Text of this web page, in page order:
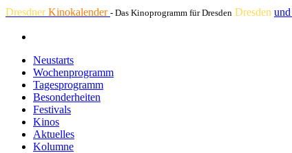
DresdnerKinokalender - Das Kinoprogramm für Dresden Dresden
Neustarts
Wochenprogramm
Tagesprogramm
Besonderheiten
Festivals
Kinos
Aktuelles
Kolumne